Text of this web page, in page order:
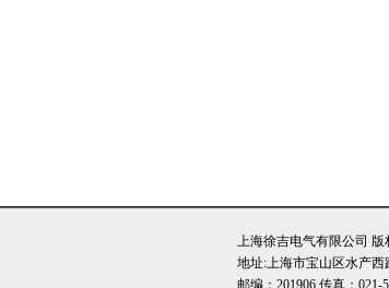
上海徐吉电气有限公司 版
地址:上海市宝山区水产西
邮编：201906 传真：021-